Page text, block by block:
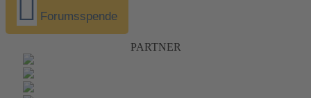
Forumsspende
PARTNER